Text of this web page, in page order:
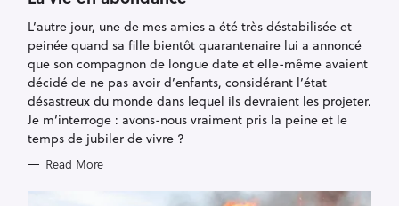
E
O
I
E
S
L’autre jour, une de mes amies a été très déstabilisée et
peinée quand sa fille bientôt quarantenaire lui a annoncé
que son compagnon de longue date et elle-même avaient
décidé de ne pas avoir d’enfants, considérant l’état
désastreux du monde dans lequel ils devraient les projeter.
Je m’interroge : avons-nous vraiment pris la peine et le
temps de jubiler de vivre ?
Read More